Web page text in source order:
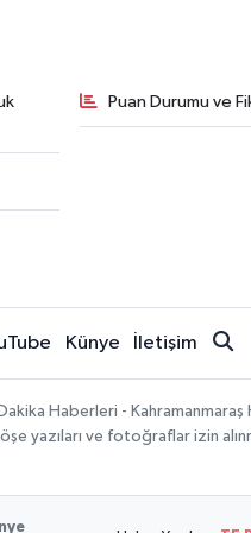
Puan Durumu ve
Künye İletişim
Haberleri - Kahramanmaraş
yazıları ve fotoğraflar izin